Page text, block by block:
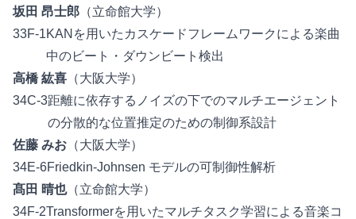
坂田 昂士郎 （立命館大学）
33F-1KANを用いたカスケードフレームワークによる楽曲
中のビート・ダウンビート検出
高橋 紘喜 （大阪大学）
34C-3距離に依存するノイズの下でのマルチエージェント
の分散的な位置推定のための制御系設計
佐藤 みお （大阪大学）
34E-6Friedkin-Johnsen モデルの可制御性解析
髙田 晴也（立命館大学）
34F-2Transformerを用いたマルチタスク学習による音楽コ